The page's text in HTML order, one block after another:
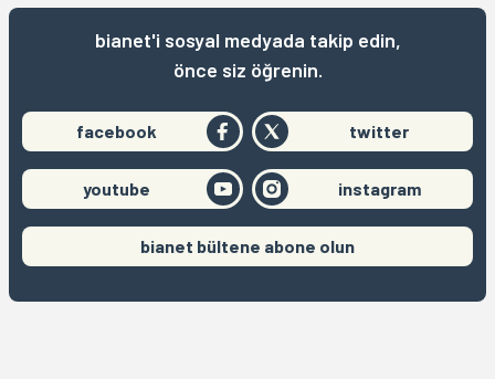
bianet'i sosyal medyada takip edin,
önce siz öğrenin.
facebook twitter
youtube instagram
bianet bültene abone olun